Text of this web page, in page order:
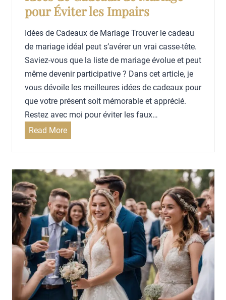
o
u
r
l
e
m
a
r
i
r
i
f
s
d
e
s
p
h
o
t
a
p
h
e
s
d
e
m
pour Éviter les Impairs
Idées de Cadeaux de Mariage Trouver le cadeau
de mariage idéal peut s’avérer un vrai casse-tête.
Saviez-vous que la liste de mariage évolue et peut
même devenir participative ? Dans cet article, je
vous dévoile les meilleures idées de cadeaux pour
que votre présent soit mémorable et apprécié.
Restez avec moi pour éviter les faux…
Read MoreI
s
d
e
C
a
d
e
a